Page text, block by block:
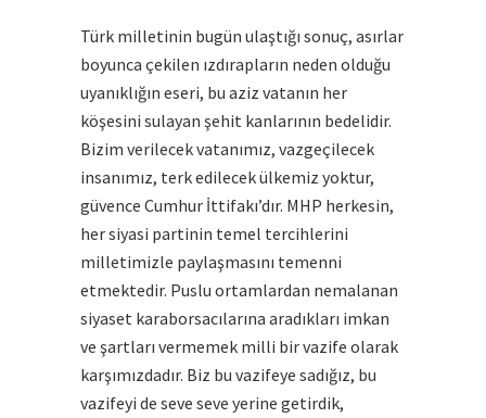
Türk milletinin bugün ulaştığı sonuç, asırlar
boyunca çekilen ızdırapların neden olduğu
uyanıklığın eseri, bu aziz vatanın her
köşesini sulayan şehit kanlarının bedelidir.
Bizim verilecek vatanımız, vazgeçilecek
insanımız, terk edilecek ülkemiz yoktur,
güvence Cumhur İttifakı’dır. MHP herkesin,
her siyasi partinin temel tercihlerini
milletimizle paylaşmasını temenni
etmektedir. Puslu ortamlardan nemalanan
siyaset karaborsacılarına aradıkları imkan
ve şartları vermemek milli bir vazife olarak
karşımızdadır. Biz bu vazifeye sadığız, bu
vazifeyi de seve seve yerine getirdik,